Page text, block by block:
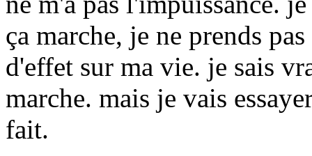
ça marche, je ne prends
d'effet sur ma vie. je sais
marche. mais je vais
fait.